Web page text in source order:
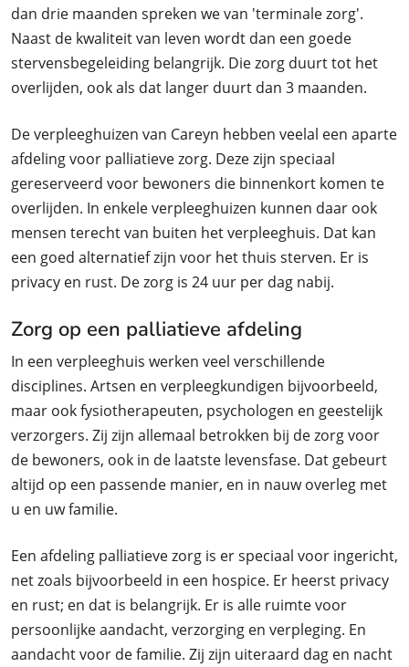
dan drie maanden spreken we van 'terminale zorg'.
Naast de kwaliteit van leven wordt dan een goede
stervensbegeleiding belangrijk. Die zorg duurt tot het
overlijden, ook als dat langer duurt dan 3 maanden.
De verpleeghuizen van Careyn hebben veelal een aparte
afdeling voor palliatieve zorg. Deze zijn speciaal
gereserveerd voor bewoners die binnenkort komen te
overlijden. In enkele verpleeghuizen kunnen daar ook
mensen terecht van buiten het verpleeghuis. Dat kan
een goed alternatief zijn voor het thuis sterven. Er is
privacy en rust. De zorg is 24 uur per dag nabij.
Zorg op een palliatieve afdeling
In een verpleeghuis werken veel verschillende
disciplines. Artsen en verpleegkundigen bijvoorbeeld,
maar ook fysiotherapeuten, psychologen en geestelijk
verzorgers. Zij zijn allemaal betrokken bij de zorg voor
de bewoners, ook in de laatste levensfase. Dat gebeurt
altijd op een passende manier, en in nauw overleg met
u en uw familie.
Een afdeling palliatieve zorg is er speciaal voor ingericht,
net zoals bijvoorbeeld in een hospice. Er heerst privacy
en rust; en dat is belangrijk. Er is alle ruimte voor
persoonlijke aandacht, verzorging en verpleging. En
aandacht voor de familie. Zij zijn uiteraard dag en nacht